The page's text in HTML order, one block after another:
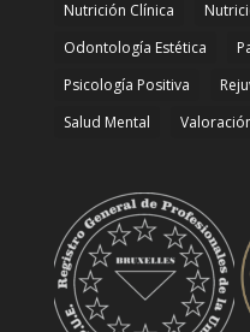
Nutrición Clínica
Odontología Estética
Psicología Positiva
Salud Mental